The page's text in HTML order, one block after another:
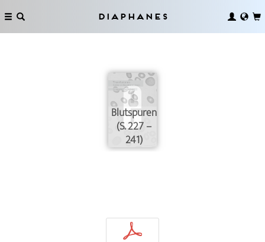
Diaphanes
Blutspuren
(S. 227 –
241)
p